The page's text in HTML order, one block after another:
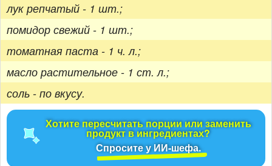
лук репчатый - 1 шт.;
помидор свежий - 1 шт.;
томатная паста - 1 ч. л.;
масло растительное - 1 ст. л.;
соль - по вкусу.
Хотите пересчитать порции или заменить
продукт в ингредиентах?
Спросите у ИИ-шефа.